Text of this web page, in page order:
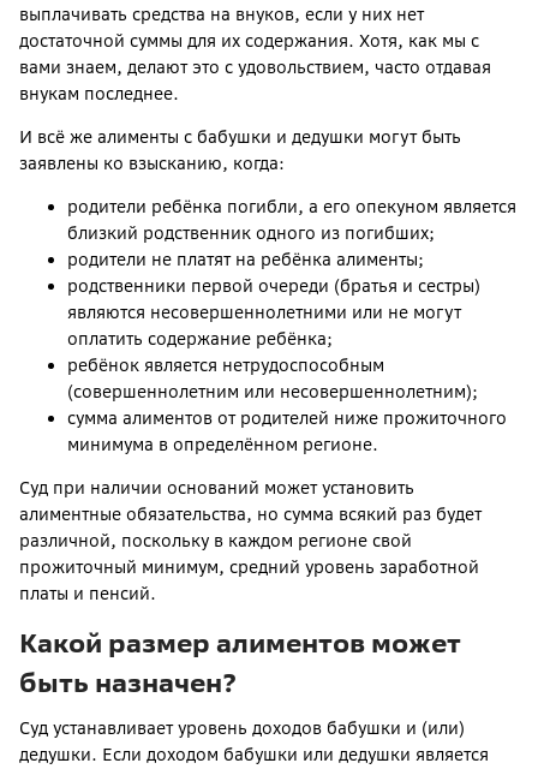
выплачивать средства на внуков, если у них нет
достаточной суммы для их содержания. Хотя, как мы с
вами знаем, делают это с удовольствием, часто отдавая
внукам последнее.
И всё же алименты с бабушки и дедушки могут быть
заявлены ко взысканию, когда:
родители ребёнка погибли, а его опекуном является
близкий родственник одного из погибших;
родители не платят на ребёнка алименты;
родственники первой очереди (братья и сестры)
являются несовершеннолетними или не могут
оплатить содержание ребёнка;
ребёнок является нетрудоспособным
(совершеннолетним или несовершеннолетним);
сумма алиментов от родителей ниже прожиточного
минимума в определённом регионе.
Суд при наличии оснований может установить
алиментные обязательства, но сумма всякий раз будет
различной, поскольку в каждом регионе свой
прожиточный минимум, средний уровень заработной
платы и пенсий.
Какой размер алиментов может
быть назначен?
Суд устанавливает уровень доходов бабушки и (или)
дедушки. Если доходом бабушки или дедушки является